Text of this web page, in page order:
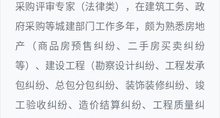
采购评审专家（法律类），在建筑工务、政
府采购等城建部门工作多年，颇为熟悉房地
产（商品房预售纠纷、二手房买卖纠纷
等）、建设工程（勘察设计纠纷、工程发承
包纠纷、总包分包纠纷、装饰装修纠纷、竣
工验收纠纷、造价结算纠纷、工程质量纠